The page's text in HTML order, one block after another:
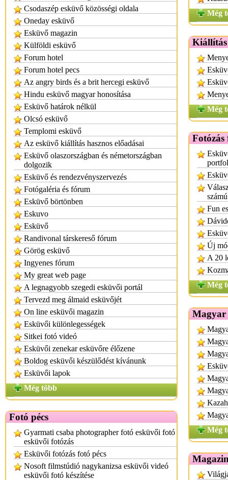
Csodaszép esküvő közösségi oldala
Oneday esküvő
Esküvő magazin
Külföldi esküvő
Forum hotel
Forum hotel pecs
Az angry birds és a brit hercegi esküvő
Hindu esküvő magyar honosítása
Esküvő határok nélkül
Olcsó esküvő
Templomi esküvő
Az esküvő kiállítás hasznos előadásai
Esküvő olaszországban és németországban
dolgozik
Esküvő és rendezvényszervezés
Fotógaléria és fórum
Esküvő börtönben
Eskuvo
Esküvő
Randivonal társkereső fórum
Görög esküvő
Ingyenes fórum
My great web page
A legnagyobb szegedi esküvői portál
Tervezd meg álmaid esküvőjét
On line esküvői magazin
Esküvői különlegességek
Sitkei fotó videó
Esküvői zenekar esküvőre élőzene
Boldog esküvői készülődést kívánunk
Esküvői lapok
Még több
Fotó pécs
Gyarmati csaba photographer fotó esküvői fotó
esküvői fotózás
Esküvői fotózás fotó pécs
Nosoft filmstúdió nagykanizsa esküvői videó
esküvői fotó készítése
Még
Kiállítás
Még
Fun
Új
A 20
Még
Magyar
Még